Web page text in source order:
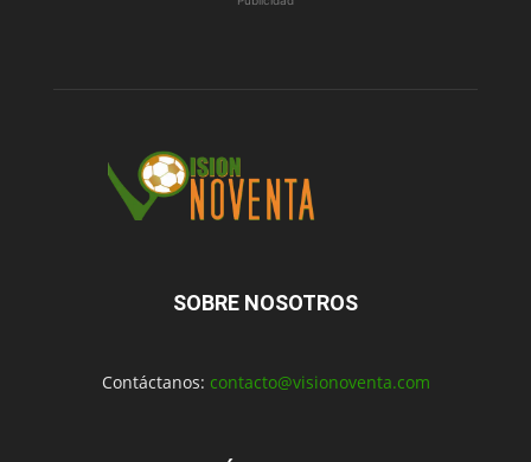
SOBRE NOSOTROS
Contáctanos: contacto@visionoventa.com